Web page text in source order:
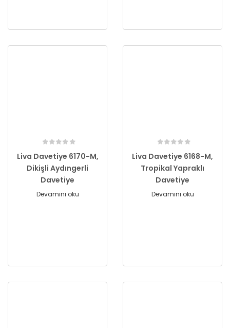
Liva Davetiye 6170-M,
Dikişli Aydıngerli
Davetiye
Devamını oku
Liva Davetiye 6168-M,
Tropikal Yapraklı
Davetiye
Devamını oku